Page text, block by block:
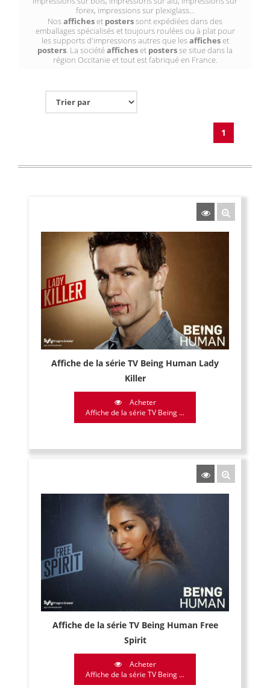
forex, impressions sur plexiglass...
Nosafficheset posterssont expédiées dans des
emballages spécialisés et toujours roulées ou à plat pour
les supports d'impressions autres que lesafficheset
posters. La sociétéafficheset postersse situe dans la
région Occitanie et tout est fabriqué en France.
1
Affiche de la série TV Being Human Lady
Killer
Acheter
Affiche de la série TV Being ...
Affiche de la série TV Being Human Free
Spirit
Acheter
Affiche de la série TV Being ...